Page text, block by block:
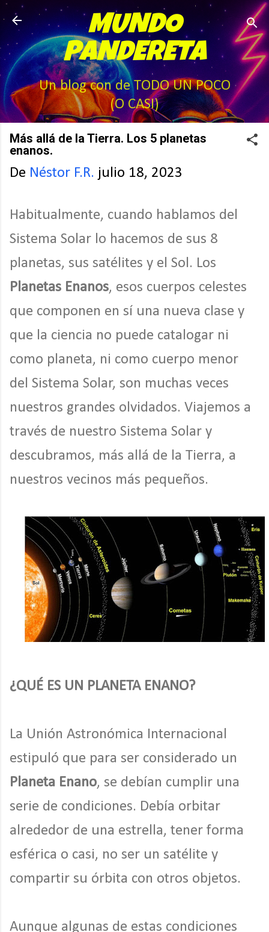
Ir al contenido principal
MUNDO
PANDERETA
Un blog con de TODO UN POCO
(O CASI)
Más allá de la Tierra. Los 5 planetas
enanos.
De Néstor F.R. julio 18, 2023
Habitualmente, cuando hablamos del
Sistema Solar lo hacemos de sus 8
planetas, sus satélites y el Sol. Los
Planetas Enanos, esos cuerpos celestes
que componen en sí una nueva clase y
que la ciencia no puede catalogar ni
como planeta, ni como cuerpo menor
del Sistema Solar, son muchas veces
nuestros grandes olvidados. Viajemos a
través de nuestro Sistema Solar y
descubramos, más allá de la Tierra, a
nuestros vecinos más pequeños.
¿QUÉ ES UN PLANETA ENANO?
La Unión Astronómica Internacional
estipuló que para ser considerado un
Planeta Enano, se debían cumplir una
serie de condiciones. Debía orbitar
alrededor de una estrella, tener forma
esférica o casi, no ser un satélite y
compartir su órbita con otros objetos.
Aunque algunas de estas condiciones